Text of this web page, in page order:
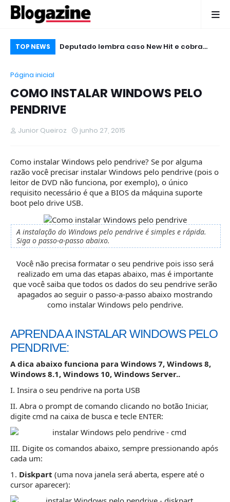
TOP NEWS
Negro,
Deputado lembra caso New Hit e cobra
Página inicial
COMO INSTALAR WINDOWS PELO
PENDRIVE
Junior Queiroz junho 27, 2015
Como instalar Windows pelo pendrive? Se por alguma
razão você precisar instalar Windows pelo pendrive (pois o
leitor de DVD não funciona, por exemplo), o único
requisito necessário é que a BIOS da máquina suporte
boot pelo drive USB.
A instalação do Windows pelo pendrive é simples e rápida.
Siga o passo-a-passo abaixo.
Você não precisa formatar o seu pendrive pois isso será
realizado em uma das etapas abaixo, mas é importante
que você saiba que todos os dados do seu pendrive serão
apagados ao seguir o passo-a-passo abaixo mostrando
como instalar Windows pelo pendrive.
APRENDA A INSTALAR WINDOWS PELO
PENDRIVE:
A dica abaixo funciona para Windows 7, Windows 8,
Windows 8.1, Windows 10, Windows Server..
I. Insira o seu pendrive na porta USB
II. Abra o prompt de comando clicando no botão Iniciar,
digite cmd na caixa de busca e tecle ENTER:
III. Digite os comandos abaixo, sempre pressionando após
cada um:
1. Diskpart (uma nova janela será aberta, espere até o
cursor aparecer):